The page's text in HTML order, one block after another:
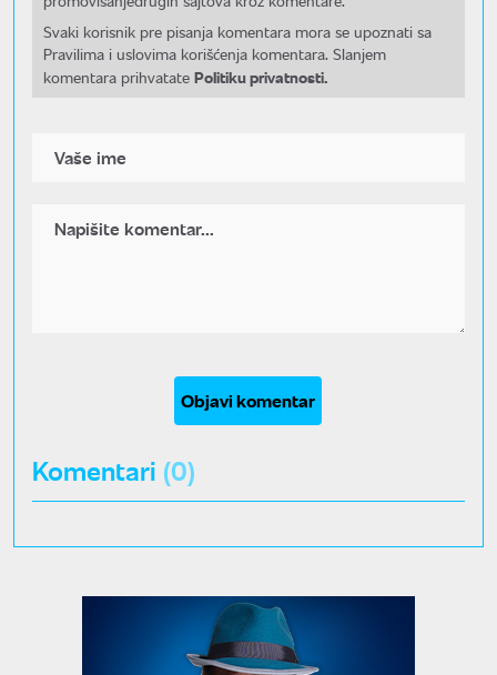
Svaki korisnik pre pisanja komentara mora se upoznati sa
Pravilima i uslovima korišćenja komentara. Slanjem
komentara prihvatate Politiku privatnosti.
Objavi komentar
Komentari (0)